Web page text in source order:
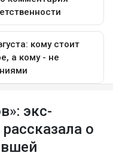
экс-
о